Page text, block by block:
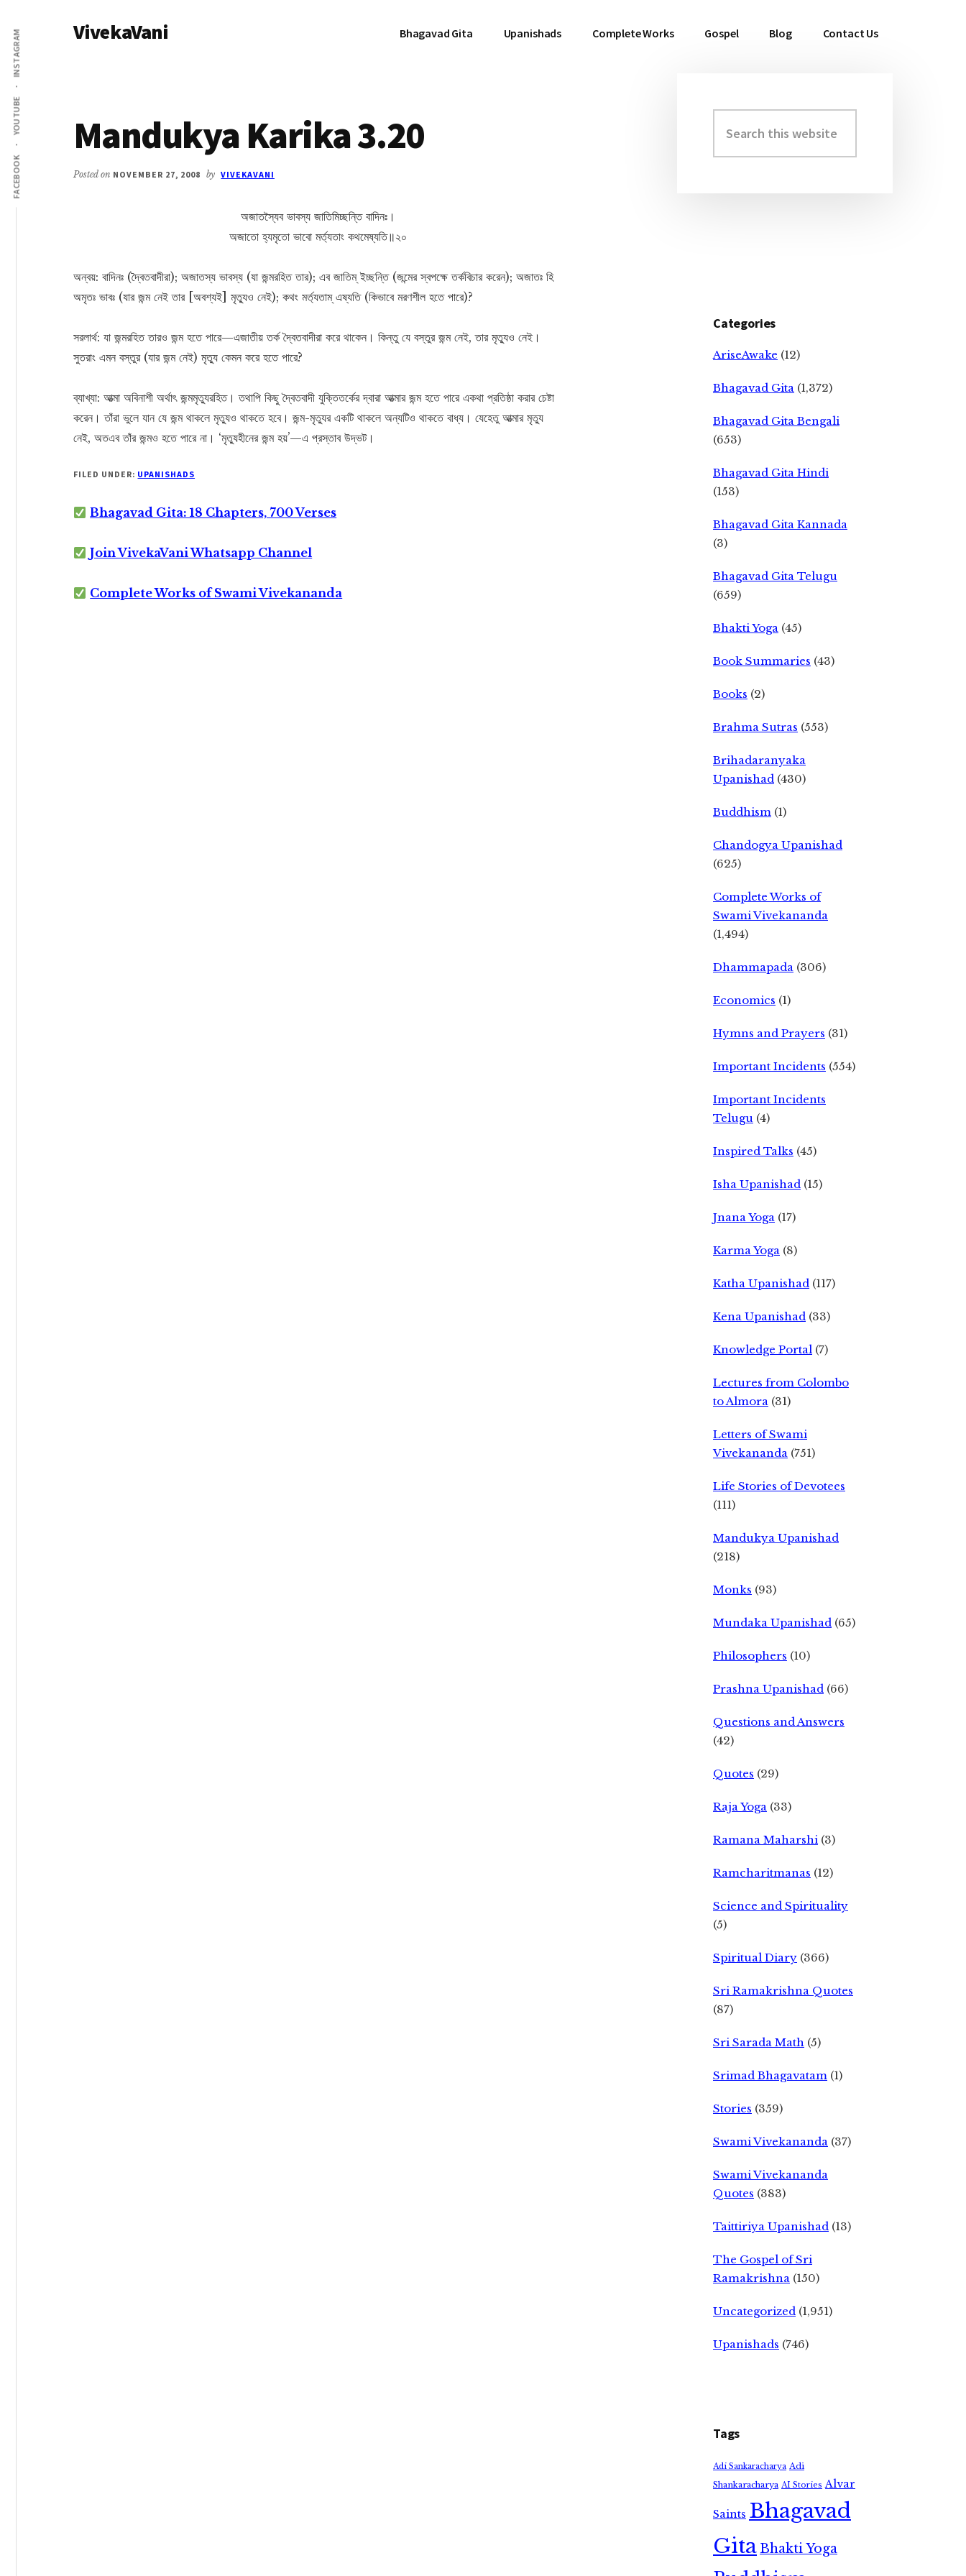
main
content
primary
sidebar
Additional
menu
FACEBOOK
YOUTUBE
INSTAGRAM VivekaVani Bhagavad Gita Upanishads Complete Works Gospel Blog Contact Us
Mandukya Karika 3.20
Posted on NOVEMBER 27, 2008 by VIVEKAVANI
অজাতস্যৈব ভাবস্য জাতিমিচ্ছন্তি বাদিনঃ।
অজাতো হ্যমৃতো ভাবো মর্ত্যতাং কথমেষ্যতি॥২০
অন্বয়: বাদিনঃ (দ্বৈতবাদীরা); অজাতস্য ভাবস্য (যা জন্মরহিত তার); এব জাতিম্ ইচ্ছন্তি (জন্মের স্বপক্ষে তর্কবিচার করেন); অজাতঃ হি
অমৃতঃ ভাবঃ (যার জন্ম নেই তার [অবশ্যই] মৃত্যুও নেই); কথং মর্ত্যতাম্ এষ্যতি (কিভাবে মরণশীল হতে পারে)?
সরলার্থ: যা জন্মরহিত তারও জন্ম হতে পারে—এজাতীয় তর্ক দ্বৈতবাদীরা করে থাকেন। কিন্তু যে বস্তুর জন্ম নেই, তার মৃত্যুও নেই।
সুতরাং এমন বস্তুর (যার জন্ম নেই) মৃত্যু কেমন করে হতে পারে?
ব্যাখ্যা: আত্মা অবিনাশী অর্থাৎ জন্মমৃত্যুরহিত। তথাপি কিছু দ্বৈতবাদী যুক্তিতর্কের দ্বারা আত্মার জন্ম হতে পারে একথা প্রতিষ্ঠা করার চেষ্টা
করেন। তাঁরা ভুলে যান যে জন্ম থাকলে মৃত্যুও থাকতে হবে। জন্ম-মৃত্যুর একটি থাকলে অন্যটিও থাকতে বাধ্য। যেহেতু আত্মার মৃত্যু
নেই, অতএব তাঁর জন্মও হতে পারে না। ‘মৃত্যুহীনের জন্ম হয়’—এ প্রস্তাব উদ্ভট।
FILED UNDER: UPANISHADS
Bhagavad Gita: 18 Chapters, 700 Verses
Join VivekaVani Whatsapp Channel
Complete Works of Swami Vivekananda
Primary
Sidebar
this
website
Categories
AriseAwake (12)
Bhagavad Gita (1,372)
Bhagavad Gita Bengali
(653)
Bhagavad Gita Hindi
(153)
Bhagavad Gita Kannada
(3)
Bhagavad Gita Telugu
(659)
Bhakti Yoga (45)
Book Summaries (43)
Books (2)
Brahma Sutras (553)
Brihadaranyaka
Upanishad (430)
Buddhism (1)
Chandogya Upanishad
(625)
Complete Works of
Swami Vivekananda
(1,494)
Dhammapada (306)
Economics (1)
Hymns and Prayers (31)
Important Incidents (554)
Important Incidents
Telugu (4)
Inspired Talks (45)
Isha Upanishad (15)
Jnana Yoga (17)
Karma Yoga (8)
Katha Upanishad (117)
Kena Upanishad (33)
Knowledge Portal (7)
Lectures from Colombo
to Almora (31)
Letters of Swami
Vivekananda (751)
Life Stories of Devotees
(111)
Mandukya Upanishad
(218)
Monks (93)
Mundaka Upanishad (65)
Philosophers (10)
Prashna Upanishad (66)
Questions and Answers
(42)
Quotes (29)
Raja Yoga (33)
Ramana Maharshi (3)
Ramcharitmanas (12)
Science and Spirituality
(5)
Spiritual Diary (366)
Sri Ramakrishna Quotes
(87)
Sri Sarada Math (5)
Srimad Bhagavatam (1)
Stories (359)
Swami Vivekananda (37)
Swami Vivekananda
Quotes (383)
Taittiriya Upanishad (13)
The Gospel of Sri
Ramakrishna (150)
Uncategorized (1,951)
Upanishads (746)
Tags
Adi Sankaracharya Adi
Shankaracharya AI Stories Alvar
Saints Bhagavad
GitaBhakti Yoga